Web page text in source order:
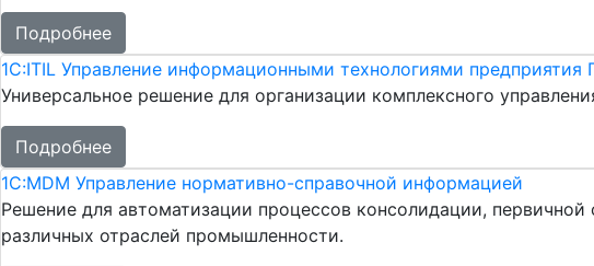
Подробнее
1С:ITIL Управление информационными технологиями
Универсальное решение для организации комплексного
Подробнее
1С:MDM Управление нормативно-справочной информацией
Решение для автоматизации процессов консолидации,
различных отраслей промышленности.